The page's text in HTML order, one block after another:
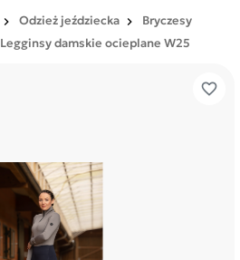
Odzież jeździecka
Bryczesy
Legginsy damskie ocieplane W25
favorite_border